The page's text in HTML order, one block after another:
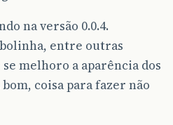
na versão 0.0.4.
entre outras
melhoro a aparência dos
coisa para fazer não